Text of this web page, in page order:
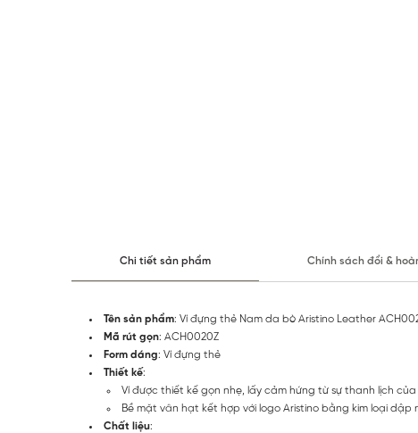
Chi tiết sản phẩm Chính sách đổi &
Tên sản phẩm: Ví đựng thẻ Nam da bò Aristino Leather
Mã rút gọn: ACH0020Z
Form dáng: Ví đựng thẻ
Thiết kế:
Ví được thiết kế gọn nhẹ, lấy cảm hứng từ sự thanh lịch
Bề mặt vân hạt kết hợp với logo Aristino bằng kim loại
Chất liệu: